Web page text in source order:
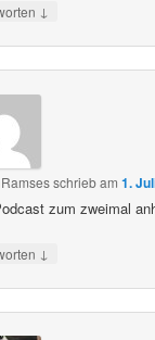
↓
schriebam1.
zum zweimal
↓